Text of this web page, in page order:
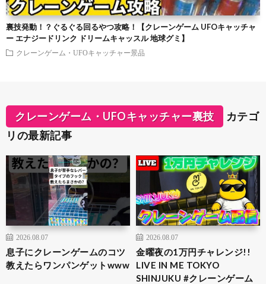
裏技発動！？ぐるぐる回るやつ攻略！【クレーンゲーム UFOキャッチャ
ー エナジードリンク ドリームキャッスル 地球グミ】
クレーンゲーム・UFOキャッチャー景品
クレーンゲーム・UFOキャッチャー裏技
カテゴ
リの最新記事
2026.08.07
息子にクレーンゲームのコツ
教えたらワンパンゲットwww
2026.08.07
金曜夜の1万円チャレンジ!!
LIVE IN ME TOKYO
SHINJUKU #クレーンゲーム